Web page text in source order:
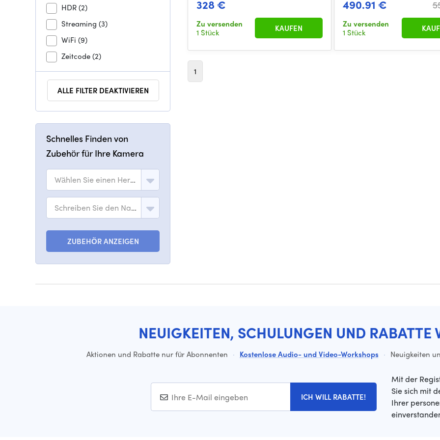
HDR(2)
Streaming (3)
WiFi (9)
Zeitcode(2)
ALLE FILTER DEAKTIVIEREN
Schnelles Finden von
Zubehör für Ihre Kamera
Wählen Sie einen Hersteller
Schreiben Sie den Namen des Modells
ZUBEHÖR ANZEIGEN
328 €
Zu versenden
1 Stück
KAUFEN
490.91 €
Zu versenden
1 Stück
1
NEUIGKEITEN, SCHULUNGEN UND RABATTE
Aktionen und Rabatte nur für Abonnenten · Kostenlose Audio- und Video-Workshops · Neuigkeiten
ICH WILL RABATTE!
Mit der
Sie sich mit
Ihrer